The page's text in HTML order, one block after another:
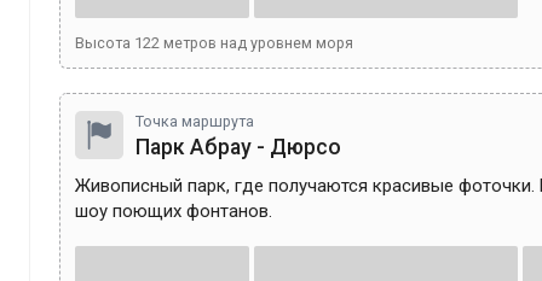
Высота 122 метров над уровнем моря
Точка маршрута
Парк Абрау - Дюрсо
Живописный парк, где получаются красивые фоточки.
шоу поющих фонтанов.